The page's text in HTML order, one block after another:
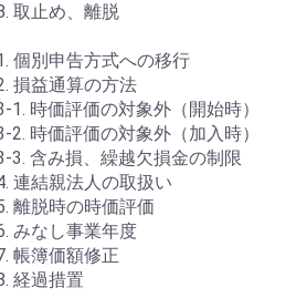
取止め、離脱
個別申告方式への移行
損益通算の方法
1. 時価評価の対象外（開始時）
2. 時価評価の対象外（加入時）
3. 含み損、繰越欠損金の制限
連結親法人の取扱い
離脱時の時価評価
みなし事業年度
帳簿価額修正
経過措置